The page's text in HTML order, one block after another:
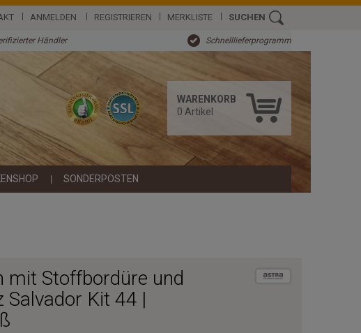
ANMELDEN REGISTRIEREN MERKLISTE SUCHEN
Händler Schnelllieferprogramm
WARENKORB
0 Artikel
SONDERPOSTEN
mit Stoffbordüre und
Salvador Kit 44 |